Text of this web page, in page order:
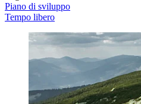
Piano di sviluppo
Tempo libero